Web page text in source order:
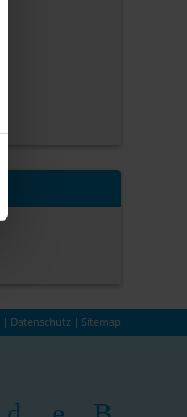
| Datenschutz | Sitemap